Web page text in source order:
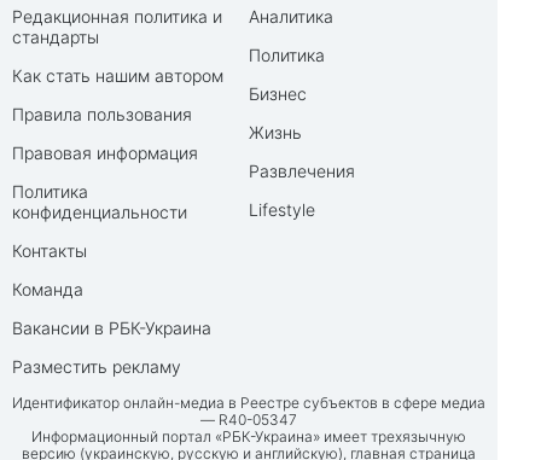
Редакционная политика и
стандарты
Как стать нашим автором
Правила пользования
Правовая информация
Политика
конфиденциальности
Контакты
Команда
Вакансии в РБК-Украина
Разместить рекламу
Аналитика
Политика
Бизнес
Жизнь
Развлечения
Lifestyle
Идентификатор онлайн-медиа в Реестре субъектов в сфере медиа
— R40-05347
Информационный портал «РБК-Украина» имеет трехязычную
версию (украинскую, русскую и английскую), главная страница